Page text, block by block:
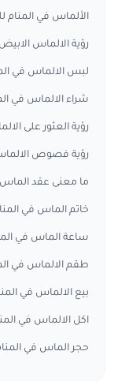
الألماس في المنام
رؤية الالماس
لبس الالماس في
شراء الالماس في
رؤية العثور على
رؤية فصوص
ما معنى عقد
خاتم الماس في
ساعة الماس في
طقم الالماس في
بيع الالماس في
اكل الالماس في
حجر الماس في